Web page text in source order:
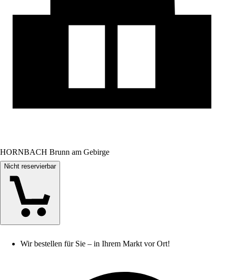
HORNBACH Brunn am Gebirge
Nicht reservierbar
Wir bestellen für Sie – in Ihrem Markt vor Ort!